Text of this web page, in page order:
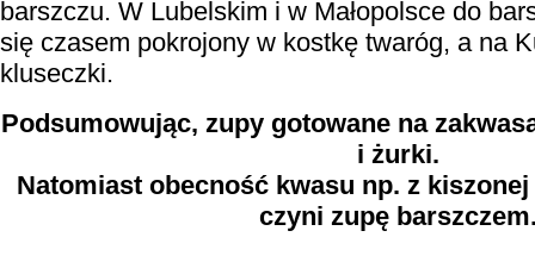
barszczu. W Lubelskim i w Małopolsce do
się czasem pokrojony w kostkę twaróg, a na
kluseczki.
Podsumowując, zupy gotowane na
i żurki.
Natomiast obecność kwasu np. z kiszonej
czyni zupę